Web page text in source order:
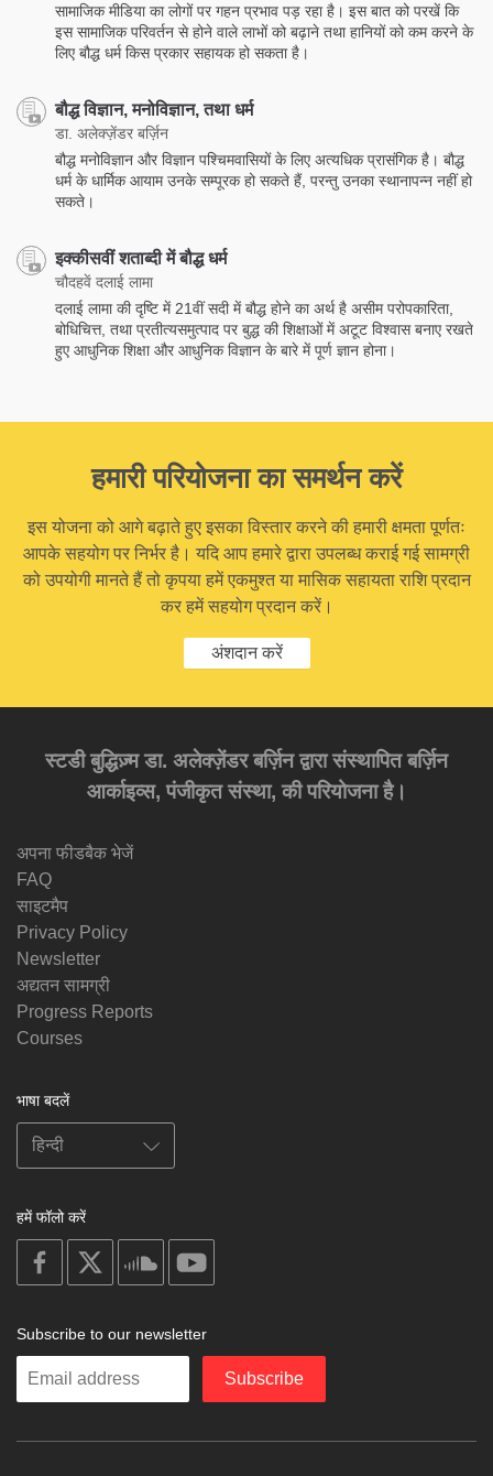
सामाजिक मीडिया का लोगों पर गहन प्रभाव पड़ रहा है। इस बात को परखें कि
इस सामाजिक परिवर्तन से होने वाले लाभों को बढ़ाने तथा हानियों को कम करने के
लिए बौद्ध धर्म किस प्रकार सहायक हो सकता है।
बौद्ध विज्ञान, मनोविज्ञान, तथा धर्म
डा. अलेक्ज़ेंडर बर्ज़िन
बौद्ध मनोविज्ञान और विज्ञान पश्चिमवासियों के लिए अत्यधिक प्रासंगिक है। बौद्ध
धर्म के धार्मिक आयाम उनके सम्पूरक हो सकते हैं, परन्तु उनका स्थानापन्न नहीं हो
सकते।
इक्कीसवीं शताब्दी में बौद्ध धर्म
चौदहवें दलाई लामा
दलाई लामा की दृष्टि में 21वीं सदी में बौद्ध होने का अर्थ है असीम परोपकारिता,
बोधिचित्त, तथा प्रतीत्यसमुत्पाद पर बुद्ध की शिक्षाओं में अटूट विश्वास बनाए रखते
हुए आधुनिक शिक्षा और आधुनिक विज्ञान के बारे में पूर्ण ज्ञान होना।
हमारी परियोजना का समर्थन करें
इस योजना को आगे बढ़ाते हुए इसका विस्तार करने की हमारी क्षमता पूर्णतः
आपके सहयोग पर निर्भर है। यदि आप हमारे द्वारा उपलब्ध कराई गई सामग्री
को उपयोगी मानते हैं तो कृपया हमें एकमुश्त या मासिक सहायता राशि प्रदान
कर हमें सहयोग प्रदान करें।
अंशदान करें
स्टडी बुद्धिज़्म डा. अलेक्ज़ेंडर बर्ज़िन द्वारा संस्थापित बर्ज़िन
आर्काइव्स, पंजीकृत संस्था, की परियोजना है।
अपना फीडबैक भेजें
FAQ
साइटमैप
Privacy Policy
Newsletter
अद्यतन सामग्री
Progress Reports
Courses
भाषा बदलें
हमें फॉलो करें
on
facebook
soundcloud
Subscribe to our newsletter
Enter
Subscribe